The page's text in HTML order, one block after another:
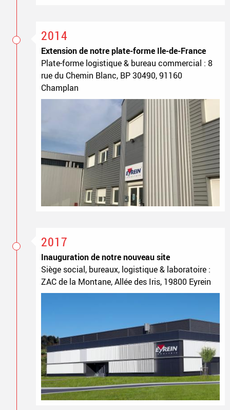
2014
Extension de notre plate-forme Ile-de-France
Plate-forme logistique & bureau commercial : 8
rue du Chemin Blanc, BP 30490, 91160
Champlan
2017
Inauguration de notre nouveau site
Siège social, bureaux, logistique & laboratoire :
ZAC de la Montane, Allée des Iris, 19800 Eyrein